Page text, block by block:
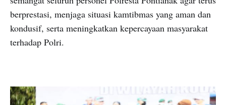
berprestasi, menjaga situasi kamtibmas yang aman dan
kondusif, serta meningkatkan kepercayaan masyarakat
terhadap Polri.